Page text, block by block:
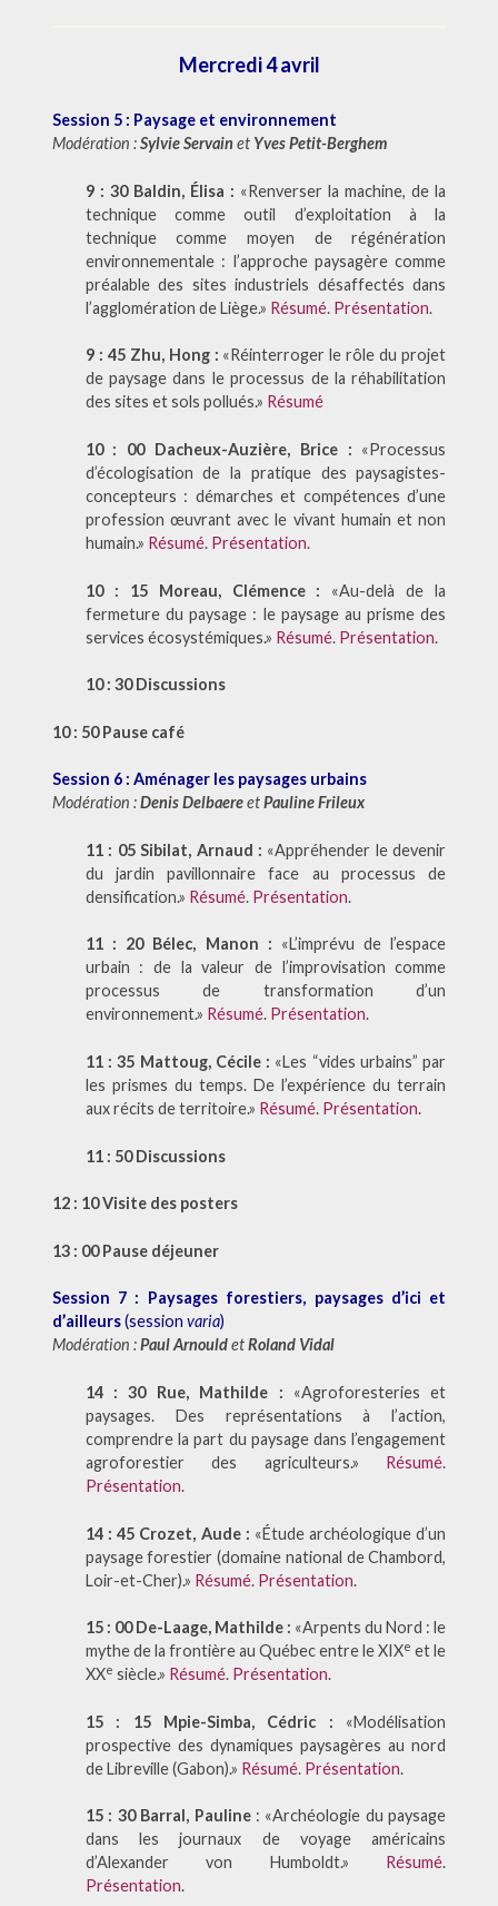
Mercredi 4 avril
Session 5 : Paysage et environnement
Modération :Sylvie Servainet Yves Petit-Berghem
9 : 30 Baldin, Élisa : «Renverser la machine, de la
technique comme outil d’exploitation à la
technique comme moyen de régénération
environnementale : l’approche paysagère comme
préalable des sites industriels désaffectés dans
l’agglomération de Liège.» Résumé. Présentation.
9 : 45 Zhu, Hong : «Réinterroger le rôle du projet
de paysage dans le processus de la réhabilitation
des sites et sols pollués.» Résumé
10 : 00 Dacheux-Auzière, Brice : «Processus
d’écologisation de la pratique des paysagistes-
concepteurs : démarches et compétences d’une
profession œuvrant avec le vivant humain et non
humain.» Résumé. Présentation.
10 : 15 Moreau, Clémence : «Au-delà de la
fermeture du paysage : le paysage au prisme des
services écosystémiques.» Résumé. Présentation.
10 : 30 Discussions
10 : 50 Pause café
Session 6 : Aménager les paysages urbains
Modération :Denis DelbaereetPauline Frileux
11 : 05 Sibilat, Arnaud : «Appréhender le devenir
du jardin pavillonnaire face au processus de
densification.» Résumé. Présentation.
11 : 20 Bélec, Manon : «L’imprévu de l’espace
urbain : de la valeur de l’improvisation comme
processus de transformation d’un
environnement.» Résumé. Présentation.
11 : 35 Mattoug, Cécile : «Les “vides urbains” par
les prismes du temps. De l’expérience du terrain
aux récits de territoire.» Résumé. Présentation.
11 : 50 Discussions
12 : 10 Visite des posters
13 : 00 Pause déjeuner
Session 7 : Paysages forestiers, paysages d’ici et
d’ailleurs(session varia)
Modération :Paul ArnouldetRoland Vidal
14 : 30 Rue, Mathilde : «Agroforesteries et
paysages. Des représentations à l’action,
comprendre la part du paysage dans l’engagement
agroforestier des agriculteurs.» Résumé.
Présentation.
14 : 45 Crozet, Aude : «Étude archéologique d’un
paysage forestier (domaine national de Chambord,
Loir-et-Cher).» Résumé. Présentation.
15 : 00 De-Laage, Mathilde : «Arpents du Nord : le
mythe de la frontière au Québec entre le XIXe et le
XXe siècle.» Résumé. Présentation.
15 : 15 Mpie-Simba, Cédric : «Modélisation
prospective des dynamiques paysagères au nord
de Libreville (Gabon).» Résumé. Présentation.
15 : 30 Barral, Pauline : «Archéologie du paysage
dans les journaux de voyage américains
d’Alexander von Humboldt.» Résumé.
Présentation.